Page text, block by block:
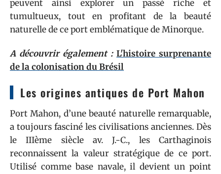
peuvent ainsi explorer un passé riche et
tumultueux, tout en profitant de la beauté
naturelle de ce port emblématique de Minorque.
A découvrir également : L'histoire surprenante
de la colonisation du Brésil
Les origines antiques de Port Mahon
Port Mahon, d’une beauté naturelle remarquable,
a toujours fasciné les civilisations anciennes. Dès
le IIIème siècle av. J.-C., les Carthaginois
reconnaissent la valeur stratégique de ce port.
Utilisé comme base navale, il devient un point